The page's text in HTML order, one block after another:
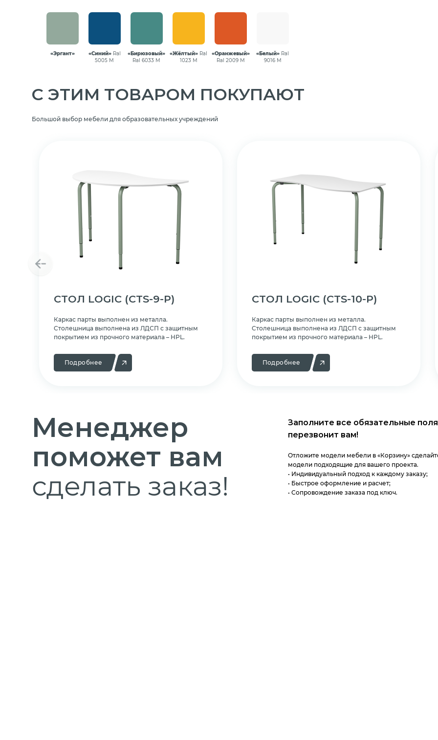
«Эргант» «Синий» Ral
5005 М
«Бирюзовый»
Ral 6033 М
«Жёлтый» Ral
1023 М
«Оранжевый»
Ral 2009 М
«Белый» Ral
9016 М
C ЭТИМ ТОВАРОМ ПОКУПАЮТ
Большой выбор мебели для образовательных учреждений
СТОЛ LOGIC (СТS-9-Р)
Каркас парты выполнен из металла.
Cтолешница выполнена из ЛДСП с защитным
покрытием из прочного материала – HPL.
Подробнее
СТОЛ LOGIC (СТS-10-Р)
Каркас парты выполнен из металла.
Cтолешница выполнена из ЛДСП с защитным
покрытием из прочного материала – HPL.
Подробнее
Менеджер
поможет вам
сделать заказ!
Заполните все обязательные
перезвонит вам!
Отложите модели мебели в «Корзину»
модели подходящие для вашего проекта.
• Индивидуальный подход к каждому заказу;
• Быстрое оформление и расчет;
• Сопровождение заказа под ключ.